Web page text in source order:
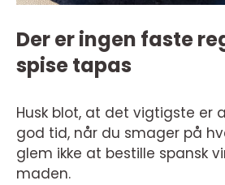
Der er ingen faste
spise tapas
Husk blot, at det vigtigste er
god tid, når du smager på
glem ikke at bestille spansk
maden.